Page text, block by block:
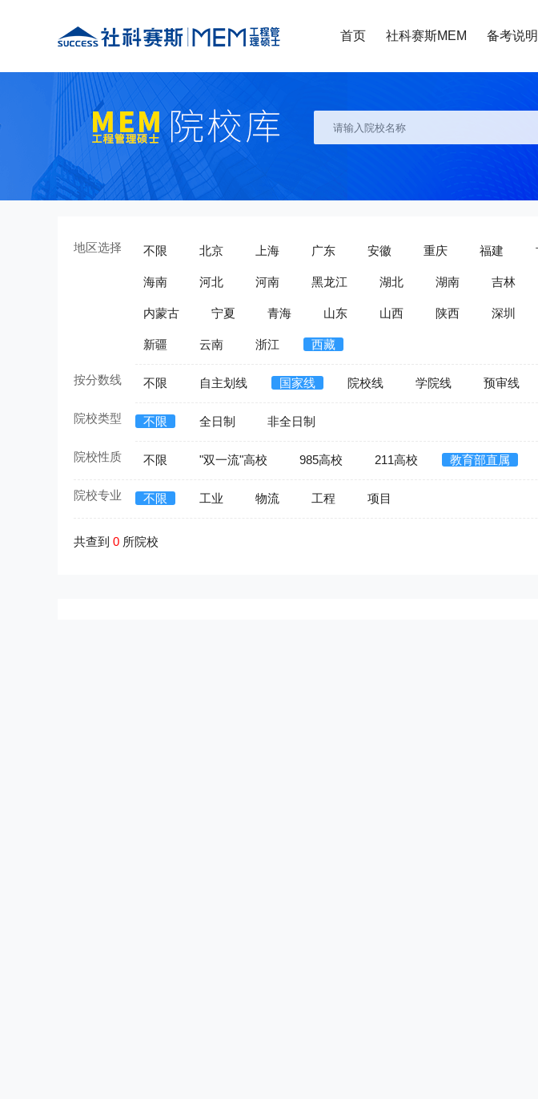
首页 社科赛斯MEM 备考说
地区选择 不限 北京 上海 广东 安徽 重庆 福建
海南 河北 河南 黑龙江 湖北 湖南 吉林
内蒙古 宁夏 青海 山东 山西 陕西 深圳
新疆 云南 浙江 西藏
按分数线 不限 自主划线 国家线 院校线 学院线 预审线
院校类型 不限 全日制 非全日制
院校性质 不限 "双一流"高校 985高校 211高校 教育部直属
院校专业 不限 工业 物流 工程 项目
共查到 0 所院校